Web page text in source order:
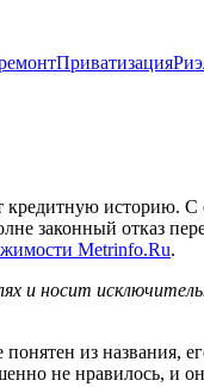
Приватизация
историю. С
законный отказ
Metrinfo.Ru.
и носит
из названия,
не нравилось, и